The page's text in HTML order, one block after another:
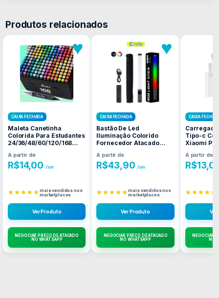
Produtos relacionados
♥
CAIXA FECHADA
Maleta Canetinha
Colorida Para Estudantes
24/36/48/60/120/168
Caixa Fechada
A partir de
R$14,00 /un
★★★★★mais vendidos nos
marketplaces
Ver Produto
NEGOCIAR PREÇO DE ATACADO
NO WHATSAPP
♥
CAIXA FECHADA
Bastão De Led
Iluminação Colorido
Fornecedor Atacado
A partir de
R$43,90 /un
★★★★★mais vendidos nos
marketplaces
Ver Produto
NEGOCIAR PREÇO DE ATACADO
NO WHATSAPP
CAIXA
Tipo-c
Xiaomi
Caixa
A partir de
R$
★★★★★
NEGOCIAR
NO